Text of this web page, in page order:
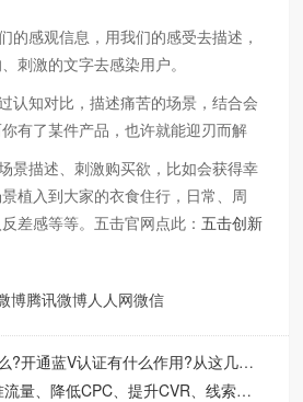
感观信息，用我们的感受去描述，
刺激的文字去感染用户。
知对比，描述痛苦的场景，结合会
有了某件产品，也许就能迎刃而解
描述、刺激购买欲，比如会获得幸
植入到大家的衣食住行，日常、周
差感等等。五击官网点此： 五击创新
博腾讯微博人人网微信
通蓝V认证有什么作用?从这几点快速了解
、提升CVR、线索转化？ 【五击创新】分享优化sem账户方案